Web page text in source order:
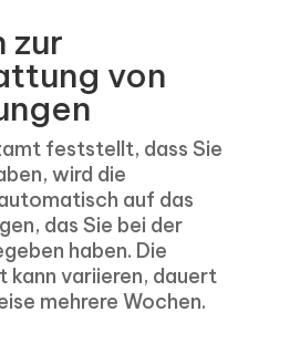
zur
von
feststellt, dass Sie
wird die
auf das
das Sie bei der
haben. Die
kann variieren, dauert
mehrere Wochen.